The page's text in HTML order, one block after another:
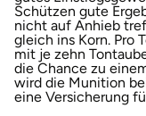
Schützen gute
nicht auf Anhieb
gleich ins Korn. Pro
mit je zehn
die Chance zu
wird die Munition
eine Versicherung
Jena
Jerichower Land